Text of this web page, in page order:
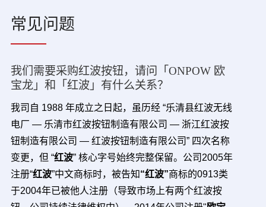
常见问题
我们需要采购红波按钮，请问「ONPOW 欧
宝龙」和「红波」有什么关系？
我司自 1988 年成立之日起，虽历经 “乐清县红波无线
电厂 — 乐清市红波按钮制造有限公司 — 浙江红波按
钮制造有限公司 — 红波按钮制造有限公司” 四次名称
变更，但 “红波” 核心字号始终完整保留。公司2005年
注册“红波”中文商标时，被告知“红波”商标的0913类
于2004年已被他人注册（导致市场上有两个红波按